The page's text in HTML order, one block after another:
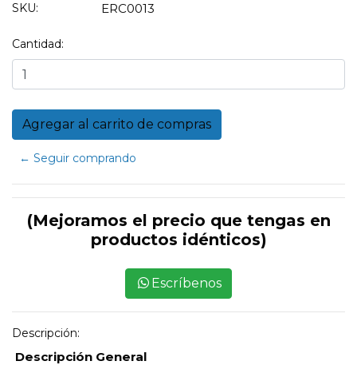
SKU: ERC0013
Cantidad:
← Seguir comprando
(Mejoramos el precio que tengas en
productos idénticos)
Escríbenos
Descripción:
Descripción General